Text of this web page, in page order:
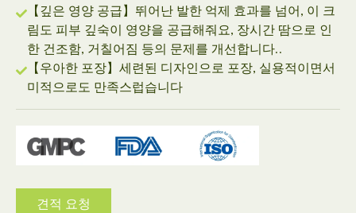
【깊은 영양 공급】뛰어난 발한 억제 효과를 넘어, 이 크
림도 피부 깊숙이 영양을 공급해줘요, 장시간 땀으로 인
한 건조함, 거칠어짐 등의 문제를 개선합니다..
【우아한 포장】세련된 디자인으로 포장, 실용적이면서
미적으로도 만족스럽습니다
견적 요청